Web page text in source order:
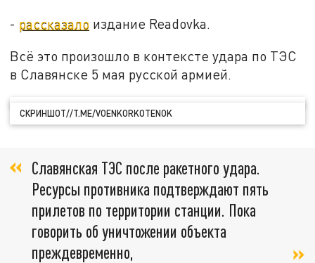
- рассказало издание Readovka.
Всё это произошло в контексте удара по ТЭС
в Славянске 5 мая русской армией.
СКРИНШОТ//T.ME/VOENKORKOTENOK
Славянская ТЭС после ракетного удара.
Ресурсы противника подтверждают пять
прилетов по территории станции. Пока
говорить об уничтожении объекта
преждевременно,